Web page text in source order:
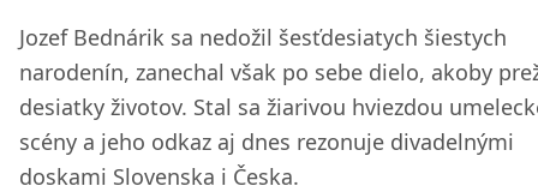
Jozef Bednárik sa nedožil šesťdesiatych šiestych
narodenín, zanechal však po sebe dielo, akoby
desiatky životov. Stal sa žiarivou hviezdou
scény a jeho odkaz aj dnes rezonuje divadelnými
doskami Slovenska i Česka.